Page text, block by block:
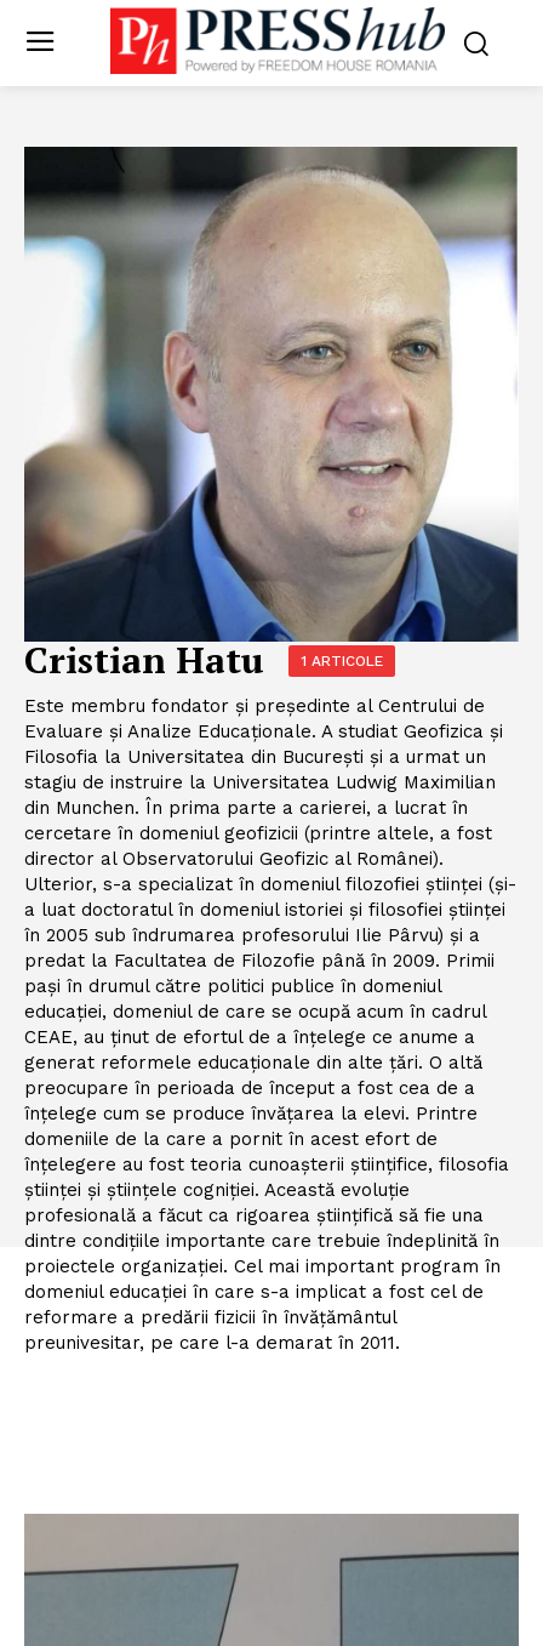
Cristian Hatu 1 ARTICOLE
Este membru fondator și președinte al Centrului de
Evaluare și Analize Educaționale. A studiat Geofizica și
Filosofia la Universitatea din București și a urmat un
stagiu de instruire la Universitatea Ludwig Maximilian
din Munchen. În prima parte a carierei, a lucrat în
cercetare în domeniul geofizicii (printre altele, a fost
director al Observatorului Geofizic al Românei).
Ulterior, s-a specializat în domeniul filozofiei științei (și-
a luat doctoratul în domeniul istoriei și filosofiei științei
în 2005 sub îndrumarea profesorului Ilie Pârvu) și a
predat la Facultatea de Filozofie până în 2009. Primii
pași în drumul către politici publice în domeniul
educației, domeniul de care se ocupă acum în cadrul
CEAE, au ținut de efortul de a înțelege ce anume a
generat reformele educaționale din alte țări. O altă
preocupare în perioada de început a fost cea de a
înțelege cum se produce învățarea la elevi. Printre
domeniile de la care a pornit în acest efort de
înțelegere au fost teoria cunoașterii științifice, filosofia
științei și științele cogniției. Această evoluție
profesională a făcut ca rigoarea științifică să fie una
dintre condițiile importante care trebuie îndeplinită în
proiectele organizației. Cel mai important program în
domeniul educației în care s-a implicat a fost cel de
reformare a predării fizicii în învățământul
preunivesitar, pe care l-a demarat în 2011.